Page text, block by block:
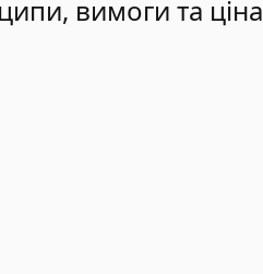
вимоги та ціна